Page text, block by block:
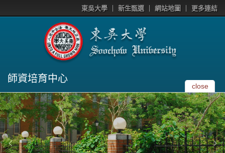
東吳大學 新生甄選 網站地圖 更多連結
師資培育中心
close